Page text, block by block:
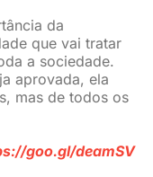
da
que vai tratar
a sociedade.
aprovada, ela
mas de todos os
goo.gl/deamSV